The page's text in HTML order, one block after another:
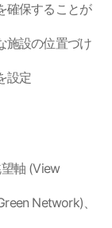
確保することが
施設の位置づけ
設定
軸 (View
Network)、